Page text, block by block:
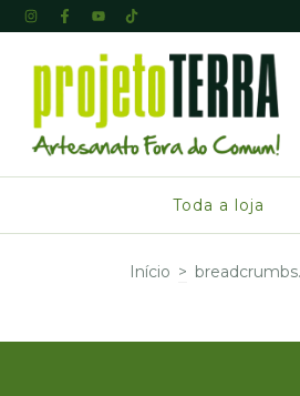
Toda a loja
Início >